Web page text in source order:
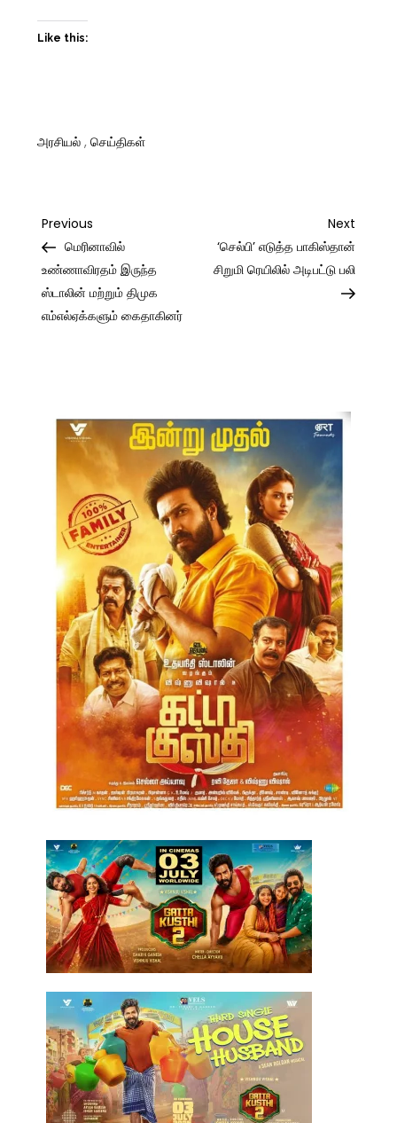
Like this:
அரசியல் ,செய்திகள்
Post
navigation
Previous
Post
Previous
மெரினாவில்
உண்ணாவிரதம் இருந்த
ஸ்டாலின் மற்றும் திமுக
எம்எல்ஏக்களும் கைதாகினர்
Next
Post
Next
‘செல்பி’ எடுத்த பாகிஸ்தான்
சிறுமி ரெயிலில் அடிபட்டு பலி